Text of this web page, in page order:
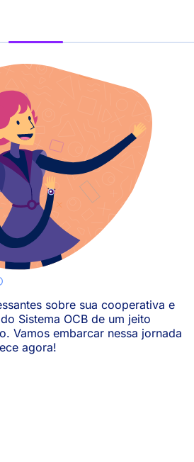
se atualiza? Ela precisa de pessoas para
construir um SGI?
inovação e criar um sistema de inovação
estadual?
inovação no cooperativismo?
sobre sua cooperativa e
Sistema OCB de um jeito
Vamos embarcar nessa jornada
agora!